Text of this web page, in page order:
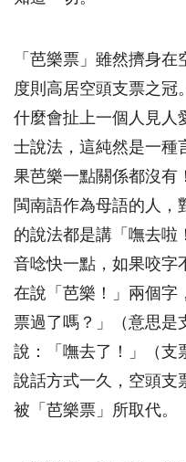
「芭樂票」雖然擠身
度則高居空頭支票之冠
什麼會扯上一個人見人
士說法，這純然是一種
果芭樂一點關係都沒有
閩南語作為母語的人，
的說法都是講「嘸去啦
音唸快一點，如果咬字
在說「芭樂！」兩個字
票過了嗎？」（意思是
說：「嘸去了！」（支
說話方式一久，空頭支
被「芭樂票」所取代。